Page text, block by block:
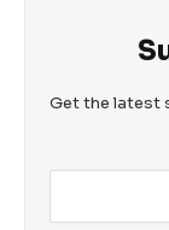
Get the latest